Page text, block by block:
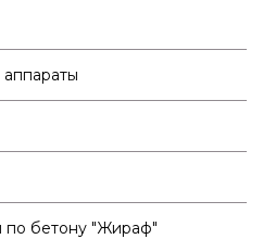
бетону "Жираф"